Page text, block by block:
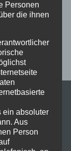
Übungsabend
Personen
die ihnen
ein absoluter
Aus
Person